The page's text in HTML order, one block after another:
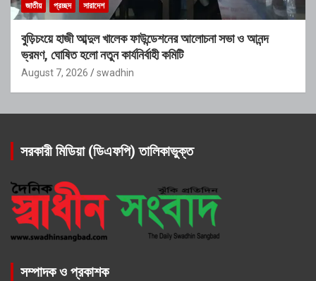
জাতীয় প্রচ্ছদ সারাদেশ
বুড়িচংয়ে হাজী আব্দুল খালেক ফাউন্ডেশনের আলোচনা সভা ও আনন্দ
ভ্রমণ, ঘোষিত হলো নতুন কার্যনির্বাহী কমিটি
August 7, 2026 swadhin
সরকারী মিডিয়া (ডিএফপি) তালিকাভুক্ত
সম্পাদক ও প্রকাশক